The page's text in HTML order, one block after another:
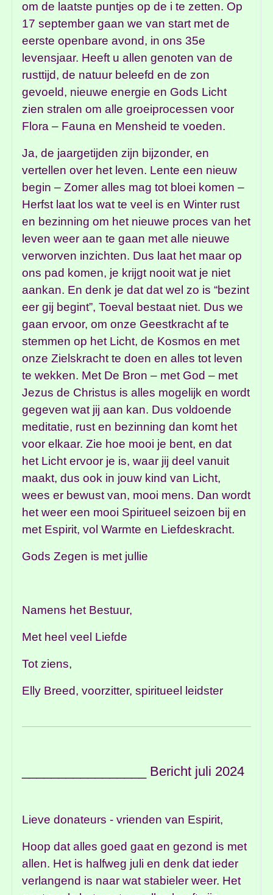
om de laatste puntjes op de i te zetten. Op
17 september gaan we van start met de
eerste openbare avond, in ons 35e
levensjaar. Heeft u allen genoten van de
rusttijd, de natuur beleefd en de zon
gevoeld, nieuwe energie en Gods Licht
zien stralen om alle groeiprocessen voor
Flora – Fauna en Mensheid te voeden.
Ja, de jaargetijden zijn bijzonder, en
vertellen over het leven. Lente een nieuw
begin – Zomer alles mag tot bloei komen –
Herfst laat los wat te veel is en Winter rust
en bezinning om het nieuwe proces van het
leven weer aan te gaan met alle nieuwe
verworven inzichten. Dus laat het maar op
ons pad komen, je krijgt nooit wat je niet
aankan. En denk je dat dat wel zo is “bezint
eer gij begint”, Toeval bestaat niet. Dus we
gaan ervoor, om onze Geestkracht af te
stemmen op het Licht, de Kosmos en met
onze Zielskracht te doen en alles tot leven
te wekken. Met De Bron – met God – met
Jezus de Christus is alles mogelijk en wordt
gegeven wat jij aan kan. Dus voldoende
meditatie, rust en bezinning dan komt het
voor elkaar. Zie hoe mooi je bent, en dat
het Licht ervoor je is, waar jij deel vanuit
maakt, dus ook in jouw kind van Licht,
wees er bewust van, mooi mens. Dan wordt
het weer een mooi Spiritueel seizoen bij en
met Espirit, vol Warmte en Liefdeskracht.
Gods Zegen is met jullie
Namens het Bestuur,
Met heel veel Liefde
Tot ziens,
Elly Breed, voorzitter, spiritueel leidster
_________________ Bericht juli 2024
Lieve donateurs - vrienden van Espirit,
Hoop dat alles goed gaat en gezond is met
allen. Het is halfweg juli en denk dat ieder
verlangend is naar wat stabieler weer. Het